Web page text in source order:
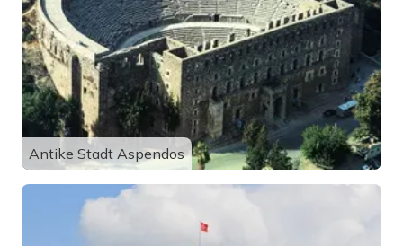
Antike Stadt Aspendos